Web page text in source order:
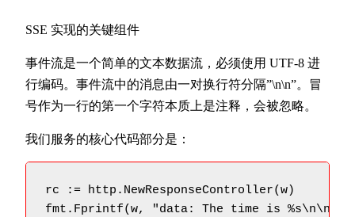
SSE 实现的关键组件
事件流是一个简单的文本数据流，必须使用 UTF-8 进
行编码。事件流中的消息由一对换行符分隔”\n\n”。冒
号作为一行的第一个字符本质上是注释，会被忽略。
我们服务的核心代码部分是：
rc := http.NewResponseController(w)
fmt.Fprintf(w, "data: The time is %s\n\n",